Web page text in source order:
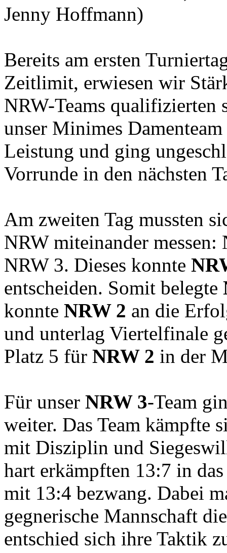
Jenny Hoffmann)
Bereits am ersten
Zeitlimit, erwiesen wir
NRW-Teams
unser Minimes
Leistung und ging
Vorrunde in den nächsten
Am zweiten Tag mussten
NRW miteinander
NRW 3. Dieses konnte
entscheiden. Somit belegte
konnte NRW 2 an die
und unterlag Viertelfinale
Platz 5 für NRW 2 in der
Für unser NRW 3-Team
weiter. Das Team kämpfte
mit Disziplin und
hart erkämpften 13:7 in
mit 13:4 bezwang. Dabei
gegnerische Mannschaft
entschied sich ihre Taktik